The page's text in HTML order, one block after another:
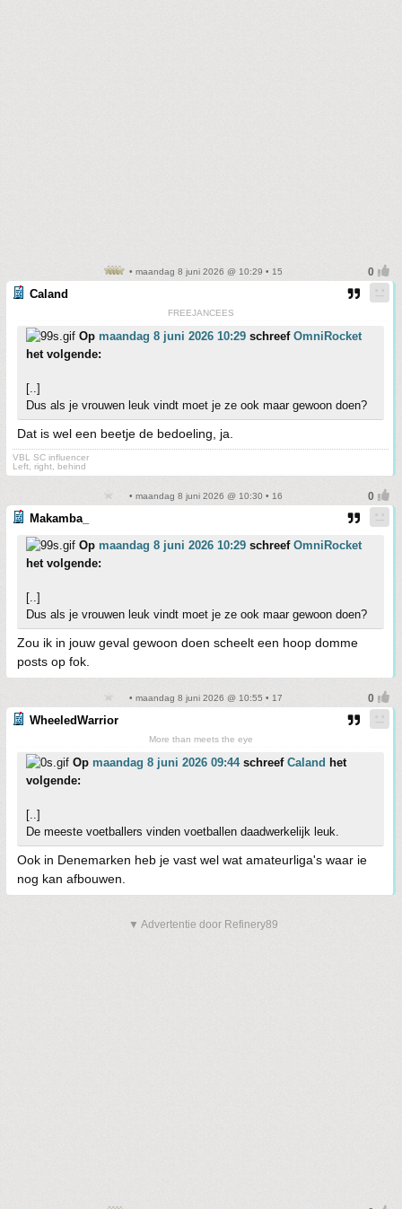
• maandag 8 juni 2026 @ 10:29 • 15
Caland
FREEJANCEES
Op maandag 8 juni 2026 10:29 schreef OmniRocket
het volgende:
[..]
Dus als je vrouwen leuk vindt moet je ze ook maar gewoon doen?
Dat is wel een beetje de bedoeling, ja.
VBL SC influencer
Left, right, behind
• maandag 8 juni 2026 @ 10:30 • 16
Makamba_
Op maandag 8 juni 2026 10:29 schreef OmniRocket
het volgende:
[..]
Dus als je vrouwen leuk vindt moet je ze ook maar gewoon doen?
Zou ik in jouw geval gewoon doen scheelt een hoop domme
posts op fok.
• maandag 8 juni 2026 @ 10:55 • 17
WheeledWarrior
More than meets the eye
Op maandag 8 juni 2026 09:44schreef Caland het
volgende:
[..]
De meeste voetballers vinden voetballen daadwerkelijk leuk.
Ook in Denemarken heb je vast wel wat amateurliga's waar ie
nog kan afbouwen.
▼ Advertentie door Refinery89